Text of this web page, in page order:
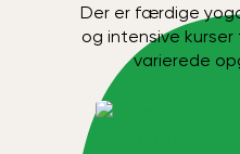
Der er færdige
og intensive
varierede